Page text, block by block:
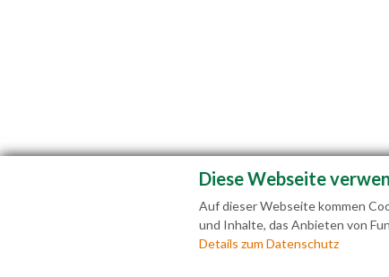
Diese Webseite
Auf dieser Webseite kommen
und Inhalte, das Anbieten von
Details zum Datenschutz